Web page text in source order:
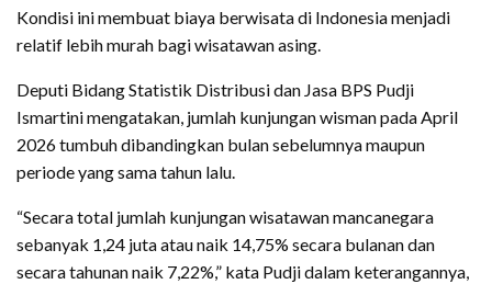
Kondisi ini membuat biaya berwisata di Indonesia menjadi
relatif lebih murah bagi wisatawan asing.
Deputi Bidang Statistik Distribusi dan Jasa BPS Pudji
Ismartini mengatakan, jumlah kunjungan wisman pada April
2026 tumbuh dibandingkan bulan sebelumnya maupun
periode yang sama tahun lalu.
“Secara total jumlah kunjungan wisatawan mancanegara
sebanyak 1,24 juta atau naik 14,75% secara bulanan dan
secara tahunan naik 7,22%,” kata Pudji dalam keterangannya,